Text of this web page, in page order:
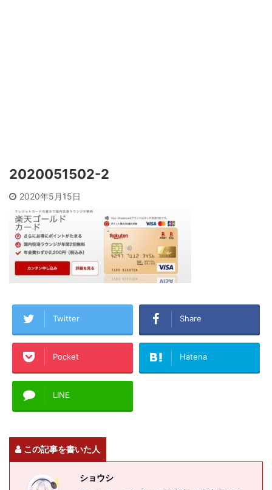
2020051502-2
2020年5月15日
Twitter Share
Pocket Hatena
LINE
この記事を書いた人
ショウシ